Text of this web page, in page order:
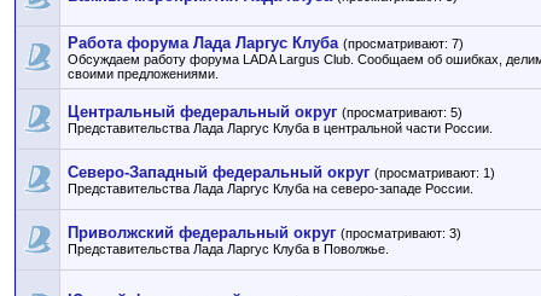
Работа форума Лада Ларгус Клуба (просматривают: 7)
Обсуждаем работу форума LADA Largus Club. Сообщаем об ошибках,
своими предложениями.
Центральный федеральный округ (просматривают: 5)
Представительства Лада Ларгус Клуба в центральной части России.
Северо-Западный федеральный округ (просматривают: 1)
Представительства Лада Ларгус Клуба на северо-западе России.
Приволжский федеральный округ (просматривают: 3)
Представительства Лада Ларгус Клуба в Поволжье.